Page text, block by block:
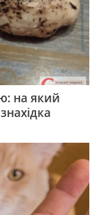
на який